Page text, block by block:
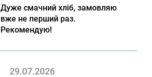
Дуже смачний хліб, замовляю
вже не перший раз.
Рекомендую!
29.07.2026